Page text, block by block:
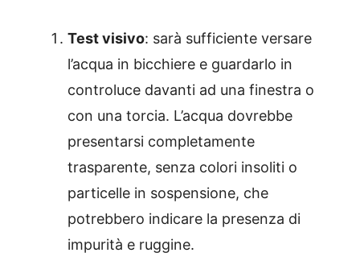
Test visivo: sarà sufficiente versare
l’acqua in bicchiere e guardarlo in
controluce davanti ad una finestra o
con una torcia. L’acqua dovrebbe
presentarsi completamente
trasparente, senza colori insoliti o
particelle in sospensione, che
potrebbero indicare la presenza di
impurità e ruggine.